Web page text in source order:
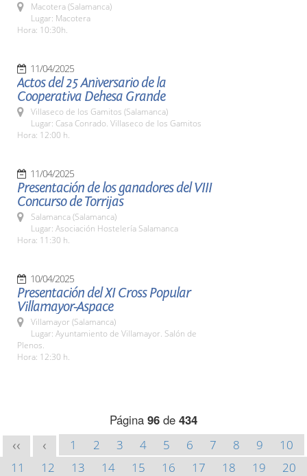
Macotera (Salamanca)
Lugar: Macotera
Hora: 10:30h.
11/04/2025
Actos del 25 Aniversario de la
Cooperativa Dehesa Grande
Villaseco de los Gamitos (Salamanca)
Lugar: Casa Conrado. Villaseco de los Gamitos
Hora: 12:00 h.
11/04/2025
Presentación de los ganadores del VIII
Concurso de Torrijas
Salamanca (Salamanca)
Lugar: Asociación Hostelería Salamanca
Hora: 11:30 h.
10/04/2025
Presentación del XI Cross Popular
Villamayor-Aspace
Villamayor (Salamanca)
Lugar: Ayuntamiento de Villamayor. Salón de
Plenos.
Hora: 12:30 h.
Página 96 de 434
<< < 1 2 3 4 5 6 7 8 9
10
11
12 13 14 15 16 17 18 19
20